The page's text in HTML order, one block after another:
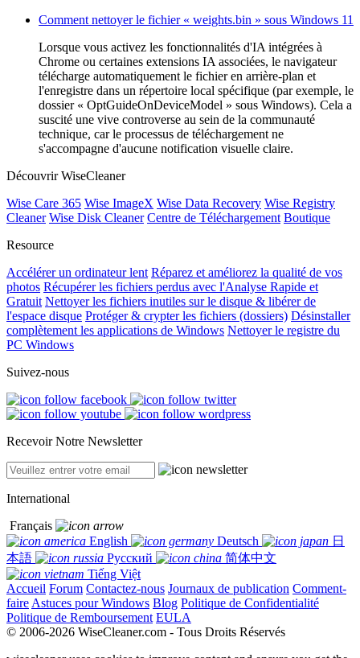
Comment nettoyer le fichier « weights.bin » sous Windows 11
Lorsque vous activez les fonctionnalités d'IA intégrées à
Chrome ou certaines extensions IA associées, le navigateur
télécharge automatiquement le fichier en arrière-plan et
l'enregistre dans un répertoire local spécifique (par exemple, le
dossier « OptGuideOnDeviceModel » sous Windows). Cela a
suscité une vive controverse au sein de la communauté
technique, car le processus de téléchargement ne
s'accompagne d'aucune notification visuelle claire.
Découvrir WiseCleaner
Wise Care 365 Wise ImageX Wise Data Recovery Wise Registry
Cleaner Wise Disk Cleaner Centre de Téléchargement Boutique
Resource
Accélérer un ordinateur lent Réparez et améliorez la qualité de vos
photos Récupérer les fichiers perdus avec l'Analyse Rapide et
Gratuit Nettoyer les fichiers inutiles sur le disque & libérer de
l'espace disque Protéger & crypter les fichiers (dossiers) Désinstaller
complètement les applications de Windows Nettoyer le registre du
PC Windows
Suivez-nous
Recevoir Notre Newsletter
International
Français
English
Deutsch
日
本語
Русский
简体中文
Tiếng Việt
Accueil Forum Contactez-nous Journaux de publication Comment-
faire Astuces pour Windows Blog Politique de Confidentialité
Politique de Remboursement EULA
© 2006-2026 WiseCleaner.com - Tous Droits Réservés